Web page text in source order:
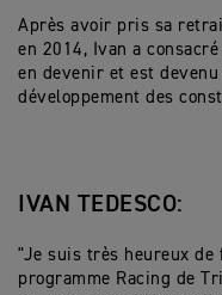
Après avoir pris sa
en 2014, Ivan a
en devenir et est
développement des
IVAN TEDESCO:
"Je suis très heureux de
programme Racing de